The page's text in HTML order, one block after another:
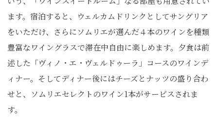
ます。宿泊すると、ウェルカムドリンクとしてサングリア
をいただけ、さらにソムリエが選んだ４本のワインを種類
豊富なワイングラスで滞在中自由に楽しめます。夕食は前
述した「ヴィノ・エ・ヴェルドゥーラ」コースのワインデ
ィナー。そしてディナー後にはチーズとナッツの盛り合わ
せと、ソムリエセレクトのワイン1本がサービスされま
す。